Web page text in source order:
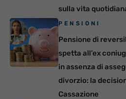
sulla vita
PENSIONI
Pensione di
spetta all’ex
in assenza di
divorzio: la
Cassazione